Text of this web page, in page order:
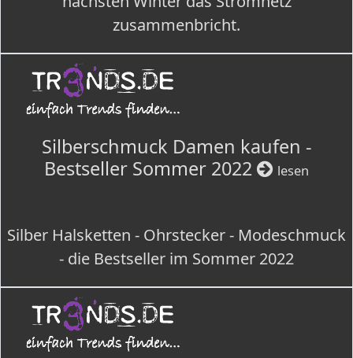
zusammenbricht.
Silberschmuck Damen kaufen -
Bestseller Sommer 2022
lesen
Silber Halsketten - Ohrstecker - Modeschmuck
- die Bestseller im Sommer 2022